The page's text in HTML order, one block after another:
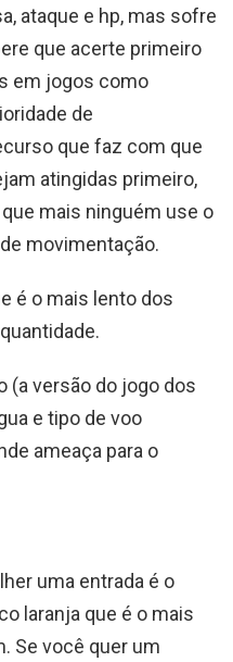
ataque e hp, mas sofre
que acerte primeiro
em jogos como
de
que faz com que
atingidas primeiro,
mais ninguém use o
movimentação.
é o mais lento dos
(a versão do jogo dos
e tipo de voo
ameaça para o
uma entrada é o
laranja que é o mais
Se você quer um